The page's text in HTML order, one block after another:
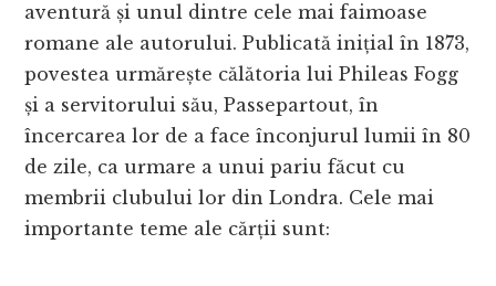
aventură și unul dintre cele mai faimoase
romane ale autorului. Publicată inițial în 1873,
povestea urmărește călătoria lui Phileas Fogg
și a servitorului său, Passepartout, în
încercarea lor de a face înconjurul lumii în 80
de zile, ca urmare a unui pariu făcut cu
membrii clubului lor din Londra. Cele mai
importante teme ale cărții sunt: